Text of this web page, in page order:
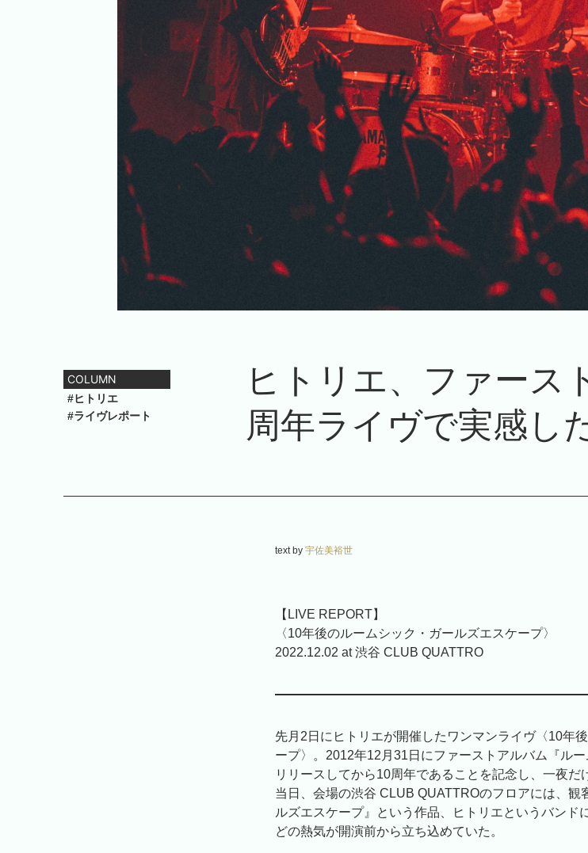
COLUMN
#ヒトリエ
#ライヴレポート
ヒトリエ、ファース
周年ライヴで実感し
text by 宇佐美裕世
【LIVE REPORT】
〈10年後のルームシック・ガールズエスケープ〉
2022.12.02 at 渋谷 CLUB QUATTRO
先月2日にヒトリエが開催したワンマンライヴ〈10年
ープ〉。2012年12月31日にファーストアルバム『ル
リリースしてから10周年であることを記念し、一夜
当日、会場の渋谷 CLUB QUATTROのフロアには、観
ルズエスケープ』という作品、ヒトリエというバンド
どの熱気が開演前から立ち込めていた。